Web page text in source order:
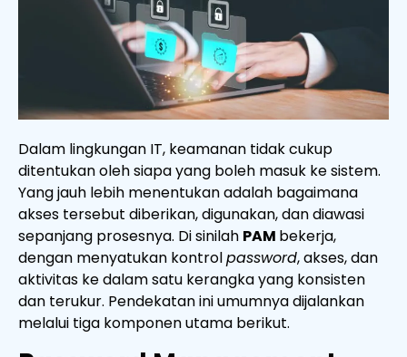
Dalam lingkungan IT, keamanan tidak cukup
ditentukan oleh siapa yang boleh masuk ke sistem.
Yang jauh lebih menentukan adalah bagaimana
akses tersebut diberikan, digunakan, dan diawasi
sepanjang prosesnya. Di sinilah PAM bekerja,
dengan menyatukan kontrolpassword, akses, dan
aktivitas ke dalam satu kerangka yang konsisten
dan terukur. Pendekatan ini umumnya dijalankan
melalui tiga komponen utama berikut.